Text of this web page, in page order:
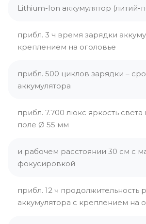
Lithium-Ion аккумулятор
прибл. 3 ч время зарядки
креплением на оголовье
прибл. 500 циклов зарядки –
аккумулятора
прибл. 7.700 люкс яркость
поле Ø 55 мм
и рабочем расстоянии 30 см с
фокусировкой
прибл. 12 ч продолжительность
аккумулятора с креплением на